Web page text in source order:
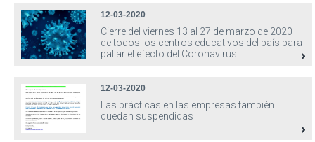
12-03-2020
Cierre del viernes 13 al 27 de marzo de 2020
de todos los centros educativos del país para
paliar el efecto del Coronavirus
12-03-2020
Las prácticas en las empresas también
quedan suspendidas